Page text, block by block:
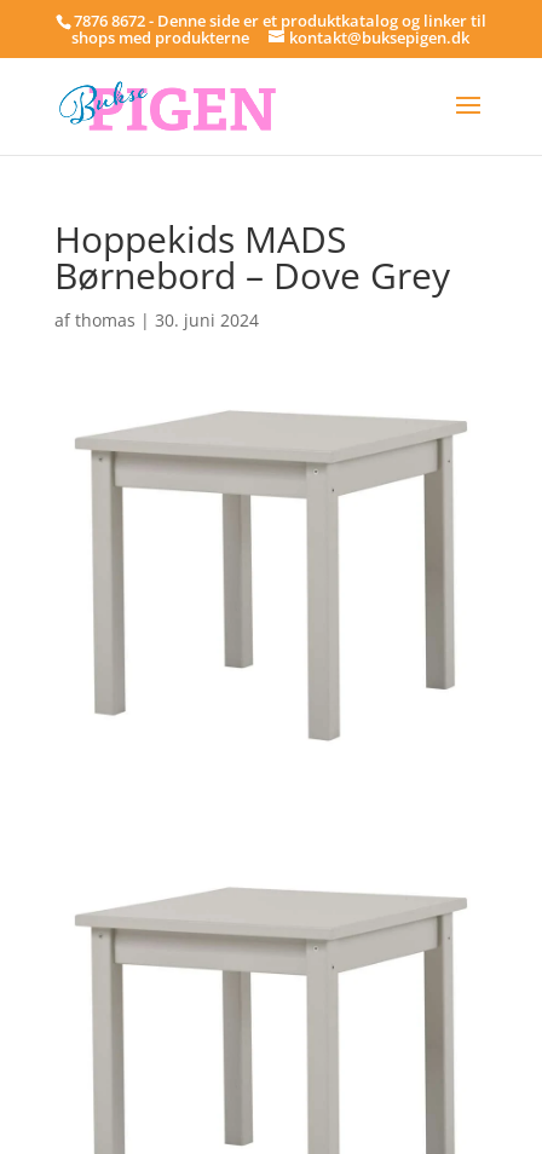
7876 8672 - Denne side er et produktkatalog og linker til
shops med produkterne kontakt@buksepigen.dk
Hoppekids MADS
Børnebord – Dove Grey
afthomas | 30. juni 2024